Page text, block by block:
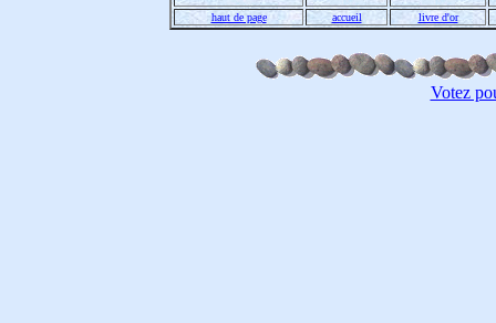
haut de page accueil livre d'or
Votez